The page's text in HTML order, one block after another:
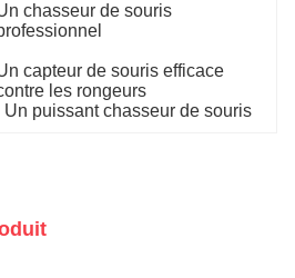
chasseur de souris
capteur de souris efficace
les rongeurs
Un puissant chasseur de souris